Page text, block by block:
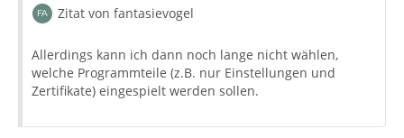
Zitat von fantasievogel
Allerdings kann ich dann noch lange nicht wählen,
welche Programmteile (z.B. nur Einstellungen und
Zertifikate) eingespielt werden sollen.